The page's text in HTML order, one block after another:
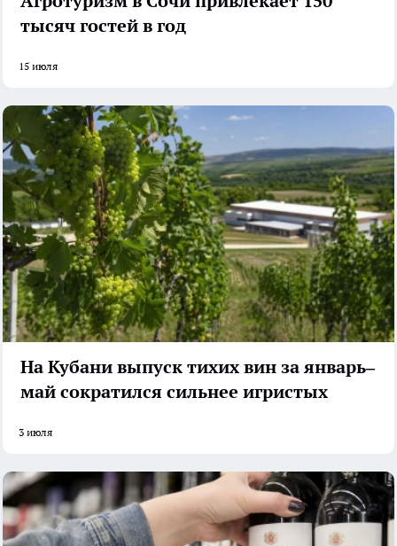
тысяч гостей в год
15 июля
На Кубани выпуск тихих вин за январь–
май сократился сильнее игристых
3 июля